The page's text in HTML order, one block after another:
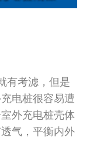
有考滤，但是
电桩很容易遭
外充电桩壳体
气，平衡内外